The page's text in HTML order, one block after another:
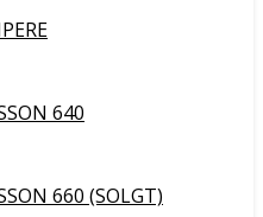
640
660 (SOLGT)